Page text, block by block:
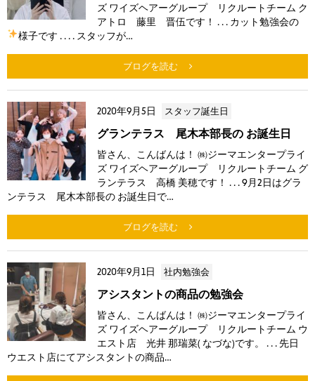
ズ ワイズヘアーグループ リクルートチーム ク
アトロ 藤里 晋伍です！ . . . カット勉強会の
様子です . . . . スタッフが…
ブログを読む
2020年9月5日 スタッフ誕生日
グランテラス 尾木本部長の お誕生日
皆さん、こんばんは！ ㈱ジーマエンタープライ
ズ ワイズヘアーグループ リクルートチーム グ
ランテラス 高橋 美穂です！ . . . 9月2日はグラ
ンテラス 尾木本部長の お誕生日で…
ブログを読む
2020年9月1日 社内勉強会
アシスタントの商品の勉強会
皆さん、こんばんは！ ㈱ジーマエンタープライ
ズ ワイズヘアーグループ リクルートチーム ウ
エスト店 光井 那瑞菜( なづな)です。 . . . 先日
ウエスト店にてアシスタントの商品…